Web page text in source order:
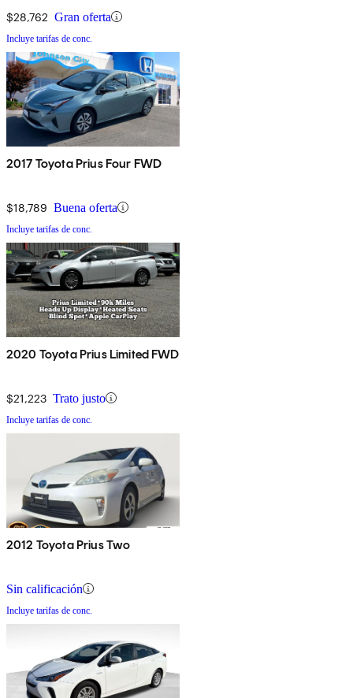
$28,762 Gran oferta
Incluye tarifas de conc.
2017 Toyota Prius Four FWD
$18,789 Buena oferta
Incluye tarifas de conc.
2020 Toyota Prius Limited FWD
$21,223 Trato justo
Incluye tarifas de conc.
2012 Toyota Prius Two
Sin calificación
Incluye tarifas de conc.